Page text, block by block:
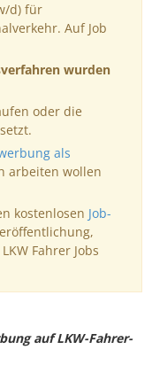
d) für
Auf Job
wurden
oder die
als
arbeiten wollen
kostenlosen Job-
Fahrer Jobs
auf LKW-Fahrer-